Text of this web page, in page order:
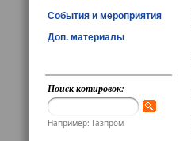
События и мероприятия
Доп. материалы
Поиск котировок:
Например: Газпром